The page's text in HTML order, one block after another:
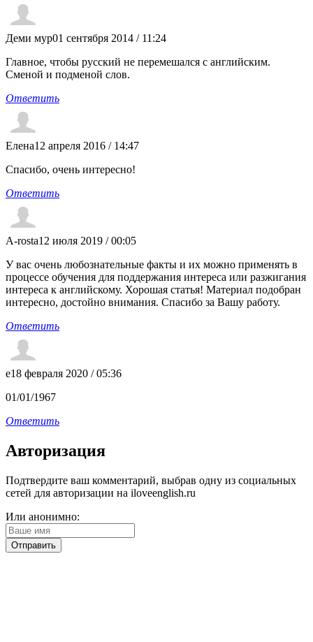
Деми мур01 сентября 2014 / 11:24
Главное, чтобы русский не перемешался с английским.
Сменой и подменой слов.
Ответить
Елена12 апреля 2016 / 14:47
Спасибо, очень интересно!
Ответить
A-rosta12 июля 2019 / 00:05
У вас очень любознательные факты и их можно применять в
процессе обучения для поддержания интереса или разжигания
интереса к английскому. Хорошая статья! Материал подобран
интересно, достойно внимания. Спасибо за Вашу работу.
Ответить
e18 февраля 2020 / 05:36
01/01/1967
Ответить
Авторизация
Подтвердите ваш комментарий, выбрав одну из социальных
сетей для авторизации на iloveenglish.ru
Или анонимно: